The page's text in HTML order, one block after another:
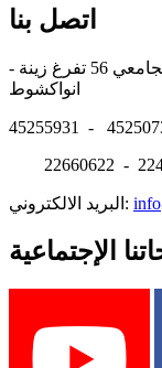
اتصل بنا
المقر: شارع نيلسون مانيدلا - الحي الجامعي 56 تفرغ زينة -
22660622 -
البريد الالكتروني:
الإجتماعية